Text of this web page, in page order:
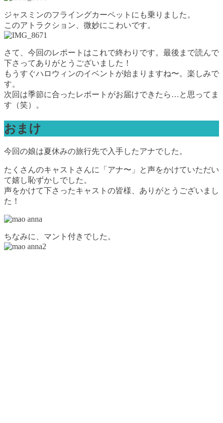
ジャスミンのフライングカーペットにも乗りました。
このアトラクション、微妙にこわいです。
さて、今回のレポートはこれで終わりです。最後まで読んで
下さってありがとうございました！
もうすぐハロウィンのイベントが始まりますね〜。楽しみで
す。
次回は季節に合ったレポートがお届けできたら…と思ってま
す（笑）。
おまけ
今回の娘は夏休みの旅行先で入手したアナでした。
たくさんのキャストさんに「アナ〜」と声をかけていただい
て嬉し恥ずかしでした。
声をかけて下さったキャストの皆様、ありがとうございまし
た！
ちなみに、マント付きでした。